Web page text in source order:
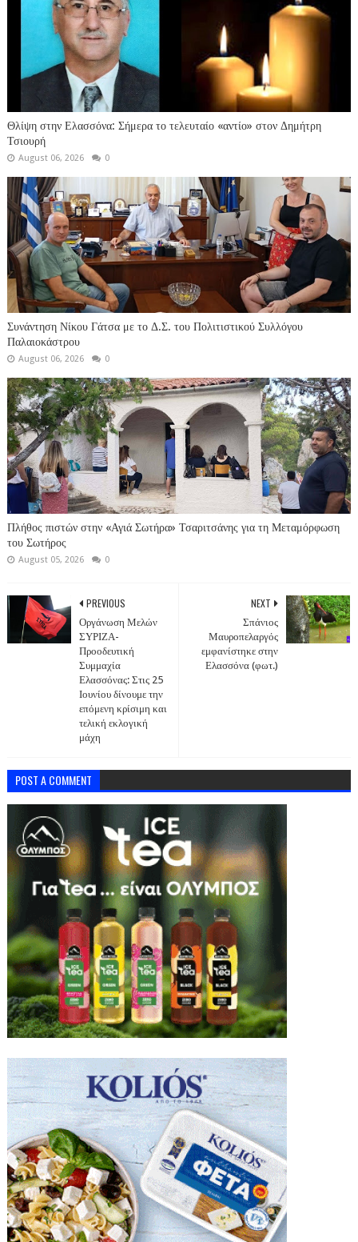
Θλίψη στην Ελασσόνα: Σήμερα το τελευταίο «αντίο» στον Δημήτρη
Τσιουρή
August 06, 2026 0
Συνάντηση Νίκου Γάτσα με το Δ.Σ. του Πολιτιστικού Συλλόγου
Παλαιοκάστρου
August 06, 2026 0
Πλήθος πιστών στην «Αγιά Σωτήρα» Τσαριτσάνης για τη Μεταμόρφωση
του Σωτήρος
August 05, 2026 0
NEXT
Σπάνιος
Μαυροπελαργός
εμφανίστηκε στην
Ελασσόνα (φωτ.)
PREVIOUS
Οργάνωση Μελών
ΣΥΡΙΖΑ-
Προοδευτική
Συμμαχία
Ελασσόνας: Στις 25
Ιουνίου δίνουμε την
επόμενη κρίσιμη και
τελική εκλογική
μάχη
POST A COMMENT